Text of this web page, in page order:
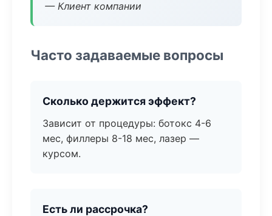
— Клиент компании
Часто задаваемые вопросы
Сколько держится эффект?
Зависит от процедуры: ботокс 4-6
мес, филлеры 8-18 мес, лазер —
курсом.
Есть ли рассрочка?